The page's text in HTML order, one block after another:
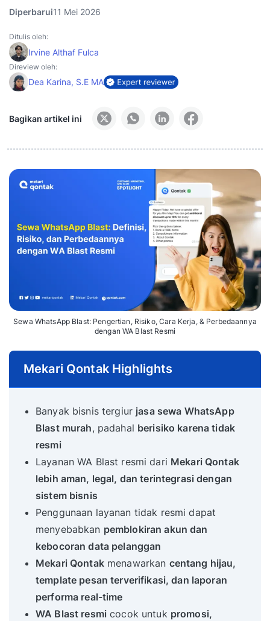
Diperbarui11 Mei 2026
Ditulis oleh:
Irvine Althaf Fulca
Direview oleh:
Dea Karina, S.E MA
Bagikan artikel ini
Sewa WhatsApp Blast: Pengertian, Risiko, Cara Kerja, & Perbedaannya
dengan WA Blast Resmi
Mekari Qontak Highlights
Banyak bisnis tergiur jasa sewa WhatsApp
Blast murah, padahal berisiko karena tidak
resmi
Layanan WA Blast resmi dari Mekari Qontak
lebih aman, legal, dan terintegrasi dengan
sistem bisnis
Penggunaan layanan tidak resmi dapat
menyebabkan pemblokiran akun dan
kebocoran data pelanggan
Mekari Qontakmenawarkan centang hijau,
template pesan terverifikasi, dan laporan
performa real-time
WA Blast resmi cocok untuk promosi,